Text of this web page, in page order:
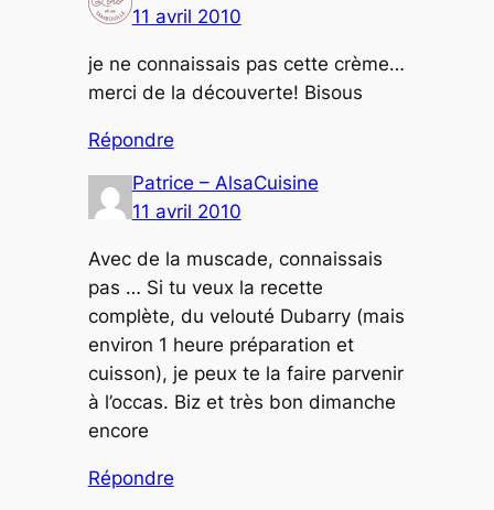
11 avril 2010
je ne connaissais pas cette crème…
merci de la découverte! Bisous
Répondre
Patrice – AlsaCuisine
11 avril 2010
Avec de la muscade, connaissais
pas … Si tu veux la recette
complète, du velouté Dubarry (mais
environ 1 heure préparation et
cuisson), je peux te la faire parvenir
à l’occas. Biz et très bon dimanche
encore
Répondre